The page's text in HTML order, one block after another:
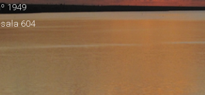
1949
sala 604